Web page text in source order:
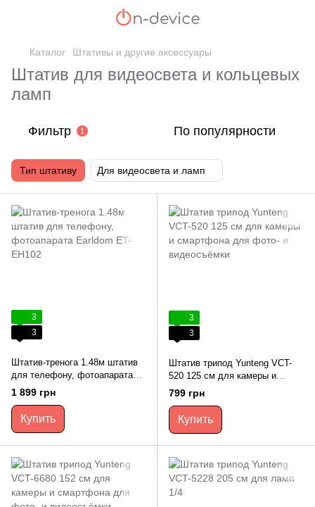
Каталог Штативы и другие аксессуары
Штатив для видеосвета и кольцевых
ламп
Фильтр 1 По популярности
Тип штативу Для видеосвета и ламп
3
3
Штатив-тренога 1.48м штатив
для телефону, фотоапарата
Earldom ET-EH102
1 899 грн
Купить
3
3
Штатив трипод Yunteng VCT-
520 125 см для камеры и
смартфона для фото- и
видеосъёмки
799 грн
Купить